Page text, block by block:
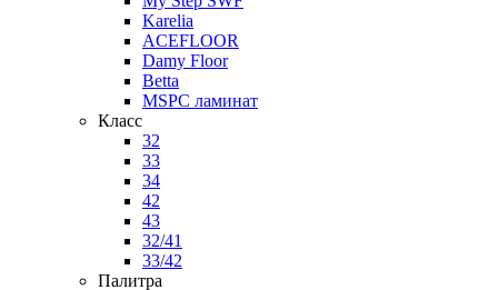
Karelia
ACEFLOOR
Damy Floor
Betta
MSPC ламинат
Класс
32
33
34
42
43
32/41
33/42
Палитра